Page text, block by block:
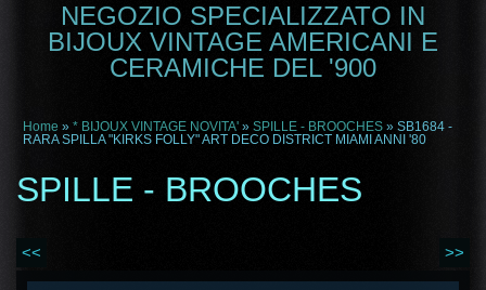
NEGOZIO SPECIALIZZATO IN
BIJOUX VINTAGE AMERICANI E
CERAMICHE DEL '900
Home » * BIJOUX VINTAGE NOVITA' » SPILLE - BROOCHES » SB1684 -
RARA SPILLA "KIRKS FOLLY" ART DECO DISTRICT MIAMI ANNI '80
SPILLE - BROOCHES
<< >>